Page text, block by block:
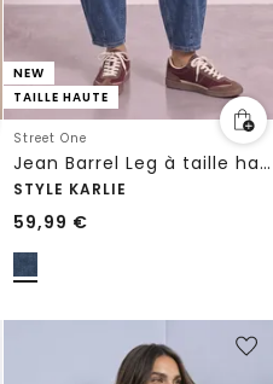
NEW
TAILLE HAUTE
Street One
Jean Barrel Leg à taille haute et coupe ample
STYLE KARLIE
59,99 €